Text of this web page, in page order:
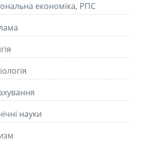
економіка, РПС
науки